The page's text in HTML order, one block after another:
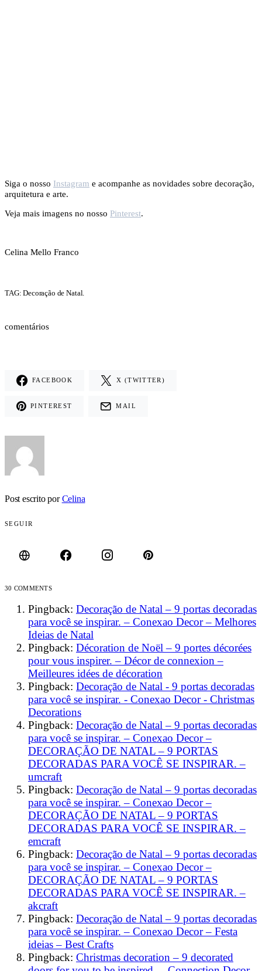
Siga o nosso Instagram e acompanhe as novidades sobre decoração,
arquitetura e arte.
Veja mais imagens no nosso Pinterest.
Celina Mello Franco
TAG: Decoração de Natal.
comentários
FACEBOOK X (TWITTER)
PINTEREST MAIL
Post escrito por Celina
SEGUIR
30 COMMENTS
Pingback: Decoração de Natal – 9 portas decoradas
para você se inspirar. – Conexao Decor – Melhores
Ideias de Natal
Pingback: Décoration de Noël – 9 portes décorées
pour vous inspirer. – Décor de connexion –
Meilleures idées de décoration
Pingback: Decoração de Natal - 9 portas decoradas
para você se inspirar. - Conexao Decor - Christmas
Decorations
Pingback: Decoração de Natal – 9 portas decoradas
para você se inspirar. – Conexao Decor –
DECORAÇÃO DE NATAL – 9 PORTAS
DECORADAS PARA VOCÊ SE INSPIRAR. –
umcraft
Pingback: Decoração de Natal – 9 portas decoradas
para você se inspirar. – Conexao Decor –
DECORAÇÃO DE NATAL – 9 PORTAS
DECORADAS PARA VOCÊ SE INSPIRAR. –
emcraft
Pingback: Decoração de Natal – 9 portas decoradas
para você se inspirar. – Conexao Decor –
DECORAÇÃO DE NATAL – 9 PORTAS
DECORADAS PARA VOCÊ SE INSPIRAR. –
akcraft
Pingback: Decoração de Natal – 9 portas decoradas
para você se inspirar. – Conexao Decor – Festa
ideias – Best Crafts
Pingback: Christmas decoration – 9 decorated